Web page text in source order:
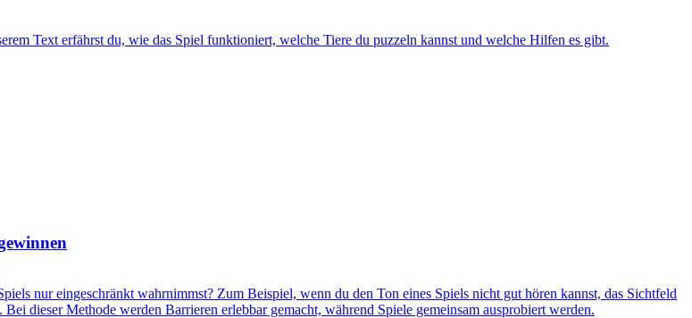
Text erfährst du, wie das Spiel funktioniert, welche Tiere du puzzeln kannst und welche Hilfen es gibt.
nur eingeschränkt wahrnimmst? Zum Beispiel, wenn du den Ton eines Spiels nicht gut hören kannst, das Sichtfeld
dieser Methode werden Barrieren erlebbar gemacht, während Spiele gemeinsam ausprobiert werden.